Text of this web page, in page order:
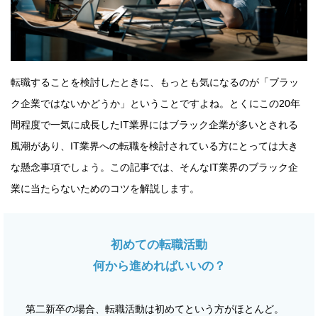
転職することを検討したときに、もっとも気になるのが「ブラッ
ク企業ではないかどうか」ということですよね。とくにこの20年
間程度で一気に成長したIT業界にはブラック企業が多いとされる
風潮があり、IT業界への転職を検討されている方にとっては大き
な懸念事項でしょう。この記事では、そんなIT業界のブラック企
業に当たらないためのコツを解説します。
初めての転職活動
何から進めればいいの？
第二新卒の場合、転職活動は初めてという方がほとんど。